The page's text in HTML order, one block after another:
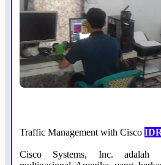
Traffic Management with Cisco
Cisco Systems, Inc. adalah